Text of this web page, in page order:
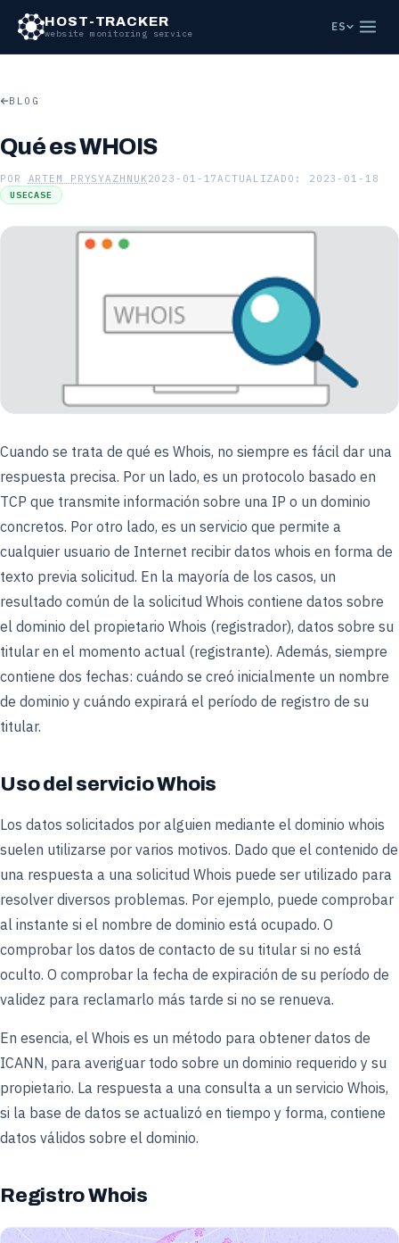
Saltar al contenido principal
HOST-TRACKER
website monitoring service
ES
BLOG
Qué es WHOIS
POR ARTEM PRYSYAZHNUK 2023-01-17ACTUALIZADO: 2023-01-18
USECASE
Cuando se trata de qué es Whois, no siempre es fácil dar una
respuesta precisa. Por un lado, es un protocolo basado en
TCP que transmite información sobre una IP o un dominio
concretos. Por otro lado, es un servicio que permite a
cualquier usuario de Internet recibir datos whois en forma de
texto previa solicitud. En la mayoría de los casos, un
resultado común de la solicitud Whois contiene datos sobre
el dominio del propietario Whois (registrador), datos sobre su
titular en el momento actual (registrante). Además, siempre
contiene dos fechas: cuándo se creó inicialmente un nombre
de dominio y cuándo expirará el período de registro de su
titular.
Uso del servicio Whois
Los datos solicitados por alguien mediante el dominio whois
suelen utilizarse por varios motivos. Dado que el contenido de
una respuesta a una solicitud Whois puede ser utilizado para
resolver diversos problemas. Por ejemplo, puede comprobar
al instante si el nombre de dominio está ocupado. O
comprobar los datos de contacto de su titular si no está
oculto. O comprobar la fecha de expiración de su período de
validez para reclamarlo más tarde si no se renueva.
En esencia, el Whois es un método para obtener datos de
ICANN, para averiguar todo sobre un dominio requerido y su
propietario. La respuesta a una consulta a un servicio Whois,
si la base de datos se actualizó en tiempo y forma, contiene
datos válidos sobre el dominio.
Registro Whois